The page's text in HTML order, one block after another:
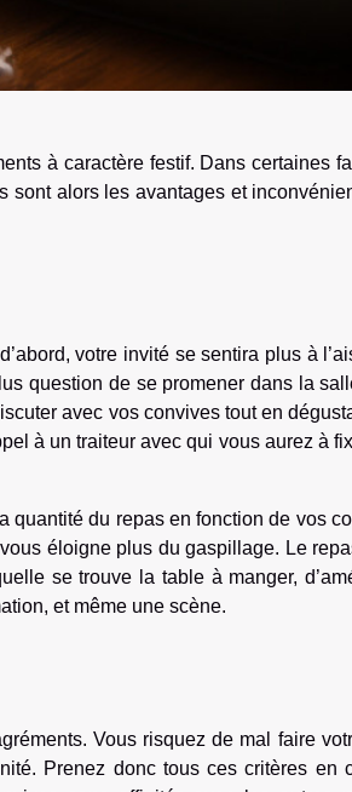
à caractère festif. Dans certaines
sont alors les avantages et
votre invité se sentira plus à
question de se promener dans la
avec vos convives tout en
à un traiteur avec qui vous aurez à
quantité du repas en fonction de vos
éloigne plus du gaspillage. Le
se trouve la table à manger,
et même une scène.
Vous risquez de mal faire
Prenez donc tous ces critères en